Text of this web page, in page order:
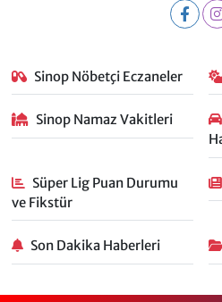
Sinop Nöbetçi Eczaneler
Sinop Namaz Vakitleri
Süper Lig Puan Durumu
ve Fikstür
Son Dakika Haberleri